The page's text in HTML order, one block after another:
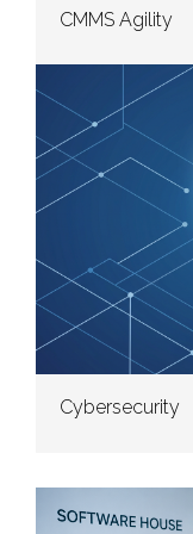
CMMS Agility
Cybersecurity